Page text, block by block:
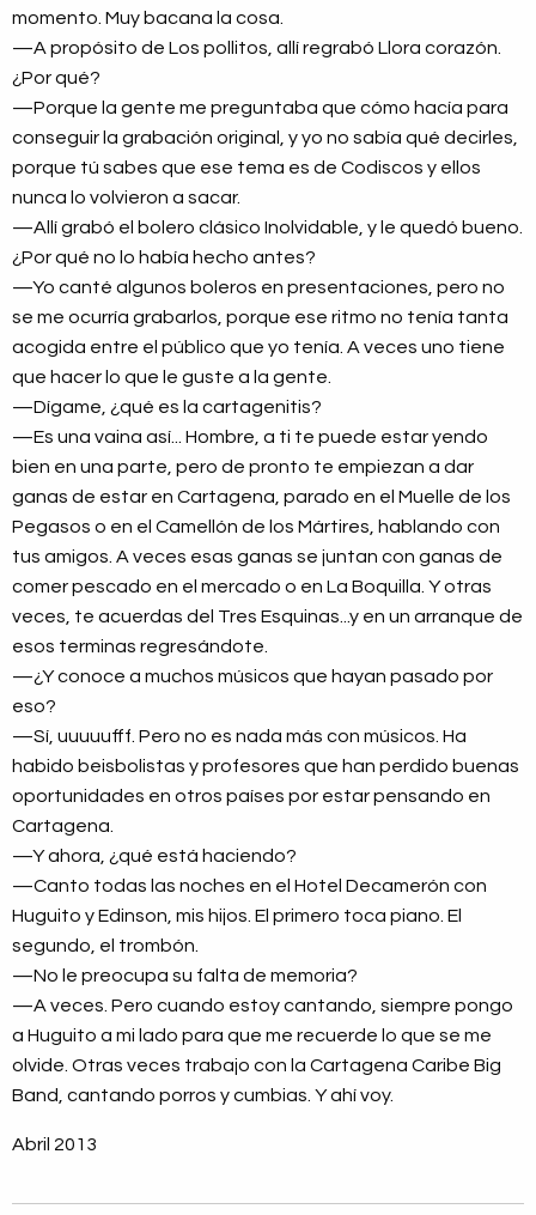
momento. Muy bacana la cosa.
—A propósito de Los pollitos, allí regrabó Llora corazón.
¿Por qué?
—Porque la gente me preguntaba que cómo hacía para
conseguir la grabación original, y yo no sabía qué decirles,
porque tú sabes que ese tema es de Codiscos y ellos
nunca lo volvieron a sacar.
—Allí grabó el bolero clásico Inolvidable, y le quedó bueno.
¿Por qué no lo había hecho antes?
—Yo canté algunos boleros en presentaciones, pero no
se me ocurría grabarlos, porque ese ritmo no tenía tanta
acogida entre el público que yo tenía. A veces uno tiene
que hacer lo que le guste a la gente.
—Dígame, ¿qué es la cartagenitis?
—Es una vaina así... Hombre, a ti te puede estar yendo
bien en una parte, pero de pronto te empiezan a dar
ganas de estar en Cartagena, parado en el Muelle de los
Pegasos o en el Camellón de los Mártires, hablando con
tus amigos. A veces esas ganas se juntan con ganas de
comer pescado en el mercado o en La Boquilla. Y otras
veces, te acuerdas del Tres Esquinas...y en un arranque de
esos terminas regresándote.
—¿Y conoce a muchos músicos que hayan pasado por
eso?
—Sí, uuuuufff. Pero no es nada más con músicos. Ha
habido beisbolistas y profesores que han perdido buenas
oportunidades en otros países por estar pensando en
Cartagena.
—Y ahora, ¿qué está haciendo?
—Canto todas las noches en el Hotel Decamerón con
Huguito y Edinson, mis hijos. El primero toca piano. El
segundo, el trombón.
—No le preocupa su falta de memoria?
—A veces. Pero cuando estoy cantando, siempre pongo
a Huguito a mi lado para que me recuerde lo que se me
olvide. Otras veces trabajo con la Cartagena Caribe Big
Band, cantando porros y cumbias. Y ahí voy.
Abril 2013